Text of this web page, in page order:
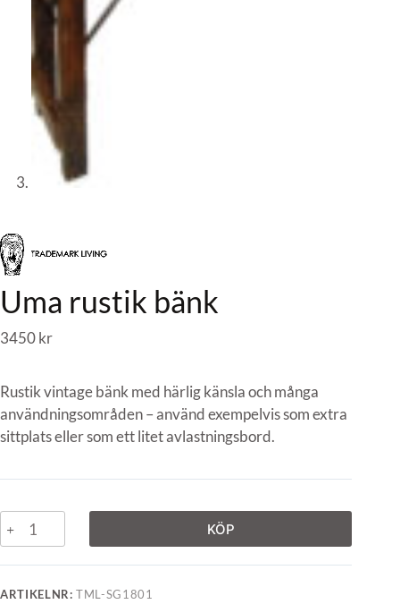
Uma rustik bänk
3450kr
Rustik vintage bänk med härlig känsla och många
användningsområden – använd exempelvis som extra
sittplats eller som ett litet avlastningsbord.
KÖP
ARTIKELNR:TML-SG1801